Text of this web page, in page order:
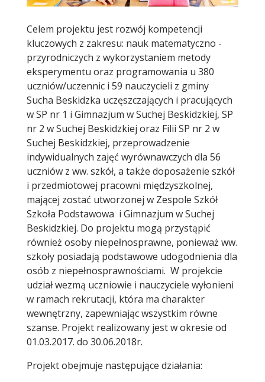
Celem projektu jest rozwój kompetencji
kluczowych z zakresu: nauk matematyczno -
przyrodniczych z wykorzystaniem metody
eksperymentu oraz programowania u 380
uczniów/uczennic i 59 nauczycieli z gminy
Sucha Beskidzka uczęszczających i pracujących
w SP nr 1 i Gimnazjum w Suchej Beskidzkiej, SP
nr 2 w Suchej Beskidzkiej oraz Filii SP nr 2 w
Suchej Beskidzkiej, przeprowadzenie
indywidualnych zajęć wyrównawczych dla 56
uczniów z ww. szkół, a także doposażenie szkół
i przedmiotowej pracowni międzyszkolnej,
mającej zostać utworzonej w Zespole Szkół
Szkoła Podstawowa i Gimnazjum w Suchej
Beskidzkiej. Do projektu mogą przystąpić
również osoby niepełnosprawne, ponieważ ww.
szkoły posiadają podstawowe udogodnienia dla
osób z niepełnosprawnościami. W projekcie
udział wezmą uczniowie i nauczyciele wyłonieni
w ramach rekrutacji, która ma charakter
wewnętrzny, zapewniając wszystkim równe
szanse. Projekt realizowany jest w okresie od
01.03.2017. do 30.06.2018r.
Projekt obejmuje następujące działania: